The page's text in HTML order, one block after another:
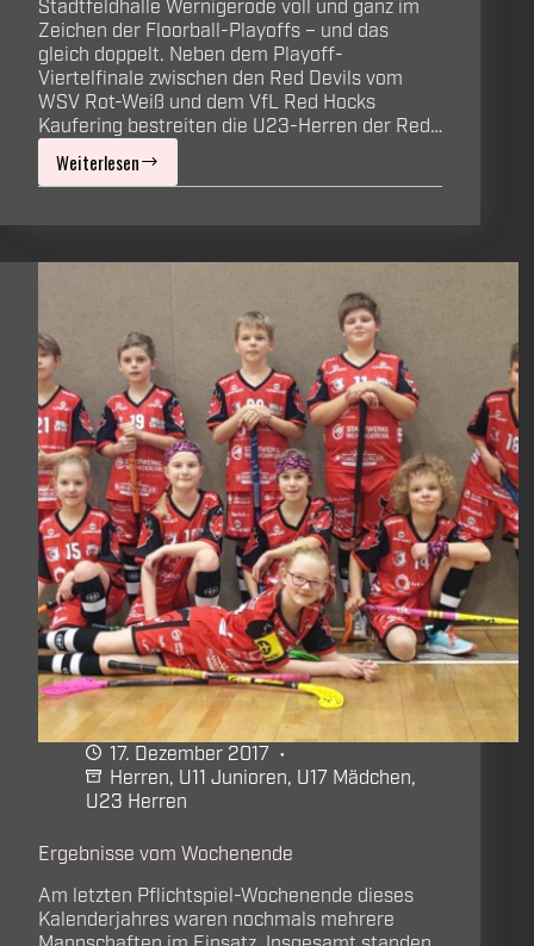
Stadtfeldhalle Wernigerode voll und ganz im
Zeichen der Floorball-Playoffs – und das
gleich doppelt. Neben dem Playoff-
Viertelfinale zwischen den Red Devils vom
WSV Rot-Weiß und dem VfL Red Hocks
Kaufering bestreiten die U23-Herren der Red…
Weiterlesen
Doppeltes
17. Dezember 2017
Herren, U11 Junioren, U17 Mädchen,
U23 Herren
Ergebnisse vom Wochenende
Am letzten Pflichtspiel-Wochenende dieses
Kalenderjahres waren nochmals mehrere